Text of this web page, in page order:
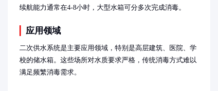
续航能力通常在4-8小时，大型水箱可分多次完成消毒。
应用领域
二次供水系统是主要应用领域，特别是高层建筑、医院、学
校的储水箱。这些场所对水质要求严格，传统消毒方式难以
满足频繁消毒需求。